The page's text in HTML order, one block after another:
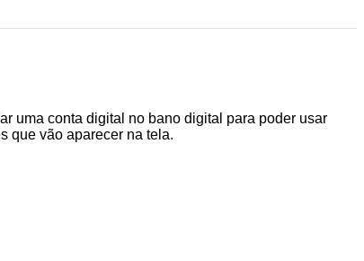
uma conta digital no bano digital para poder usar
que vão aparecer na tela.